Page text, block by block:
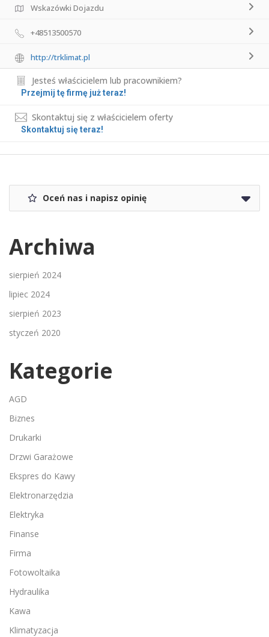
Wskazówki Dojazdu
+48513500570
http://trklimat.pl
Jesteś właścicielem lub pracownikiem?
Przejmij tę firmę już teraz!
Skontaktuj się z właścicielem oferty
Skontaktuj się teraz!
Oceń nas i napisz opinię
Archiwa
sierpień 2024
lipiec 2024
sierpień 2023
styczeń 2020
Kategorie
AGD
Biznes
Drukarki
Drzwi Garażowe
Ekspres do Kawy
Elektronarzędzia
Elektryka
Finanse
Firma
Fotowoltaika
Hydraulika
Kawa
Klimatyzacja